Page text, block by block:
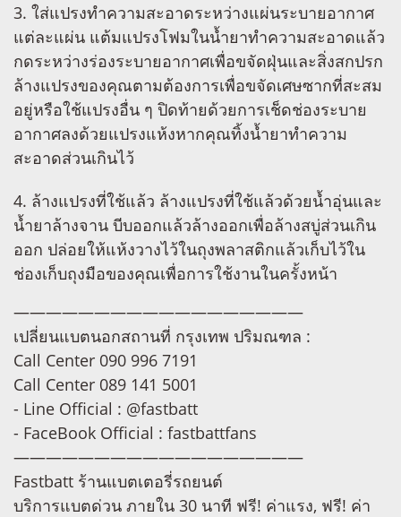
3. ใส่แปรงทำความสะอาดระหว่างแผ่นระบายอากาศ
แต่ละแผ่น แต้มแปรงโฟมในน้ำยาทำความสะอาดแล้ว
กดระหว่างร่องระบายอากาศเพื่อขจัดฝุ่นและสิ่งสกปรก
ล้างแปรงของคุณตามต้องการเพื่อขจัดเศษซากที่สะสม
อยู่หรือใช้แปรงอื่น ๆ ปิดท้ายด้วยการเช็ดช่องระบาย
อากาศลงด้วยแปรงแห้งหากคุณทิ้งน้ำยาทำความ
สะอาดส่วนเกินไว้
4. ล้างแปรงที่ใช้แล้ว ล้างแปรงที่ใช้แล้วด้วยน้ำอุ่นและ
น้ำยาล้างจาน บีบออกแล้วล้างออกเพื่อล้างสบู่ส่วนเกิน
ออก ปล่อยให้แห้งวางไว้ในถุงพลาสติกแล้วเก็บไว้ใน
ช่องเก็บถุงมือของคุณเพื่อการใช้งานในครั้งหน้า
——————————————————
เปลี่ยนแบตนอกสถานที่ กรุงเทพ ปริมณฑล :
Call Center 090 996 7191
Call Center 089 141 5001
- Line Official : @fastbatt
- FaceBook Official : fastbattfans
——————————————————
Fastbatt ร้านแบตเตอรี่รถยนต์
บริการแบตด่วน ภายใน 30 นาที ฟรี! ค่าแรง, ฟรี! ค่า